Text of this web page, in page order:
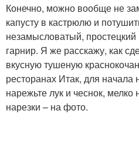
Конечно, можно вообще не
капусту в кастрюлю и
незамысловатый,
гарнир. Я же расскажу, как
вкусную тушеную
ресторанах Итак, для начала
нарежьте лук и чеснок,
нарезки – на фото.